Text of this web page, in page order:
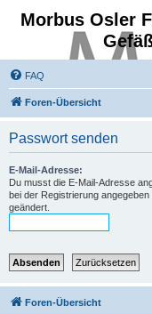
Morbus Osler
FAQ
Foren-Übersicht
Passwort senden
E-Mail-Adresse:
Du musst die E-Mail-Adresse
bei der Registrierung
geändert.
Foren-Übersicht